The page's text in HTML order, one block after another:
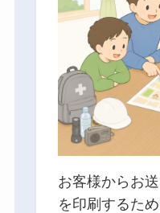
お客様からお
を印刷するた